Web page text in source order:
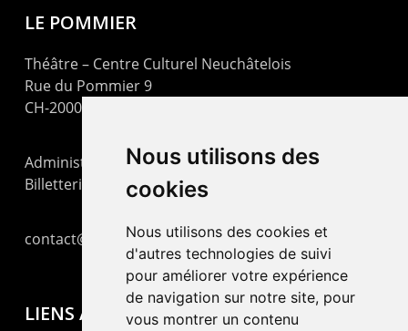
Nous utilisons des
cookies
Nous utilisons des cookies et
d'autres technologies de suivi
pour améliorer votre expérience
de navigation sur notre site, pour
vous montrer un contenu
LE POMMIER
Théâtre – Centre Culturel Neuchâtelois
Rue du Pommier 9
CH-2000 Neuchâtel
Administration : +41 32 725 03 03
Billetterie : +41 32 725 05 05
contact@lepommier.ch
LIENS AMIS